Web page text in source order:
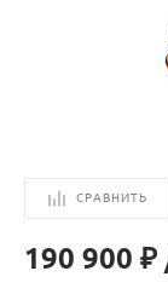
СРАВНИТЬ
190 900 ₽